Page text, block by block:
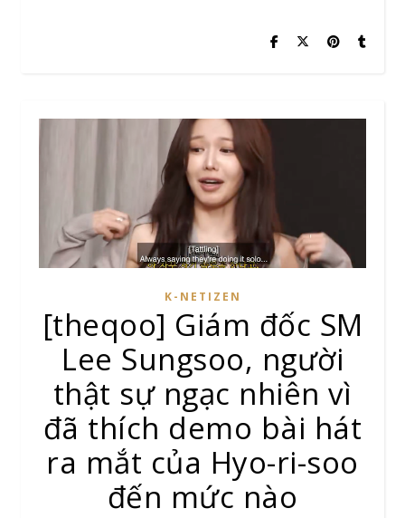
K-NETIZEN
[theqoo] Giám đốc SM
Lee Sungsoo, người
thật sự ngạc nhiên vì
đã thích demo bài hát
ra mắt của Hyo-ri-soo
đến mức nào